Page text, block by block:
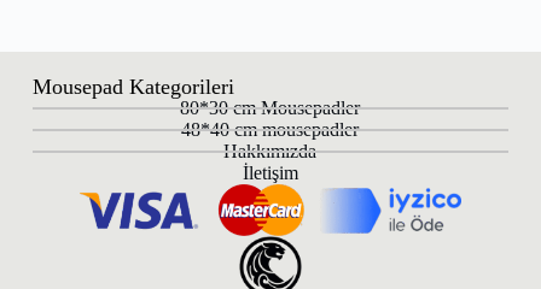
Mousepad Kategorileri
80*30 cm Mousepadler
48*40 cm mousepadler
Hakkımızda
İletişim